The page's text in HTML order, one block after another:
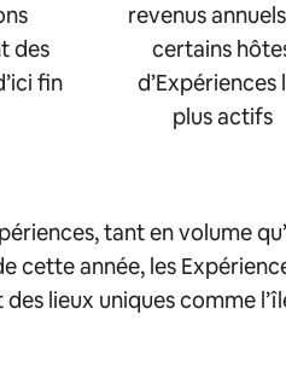
des
fin
revenus
certains
d’Expériences
plus actifs
tant en volume
cette année, les
lieux uniques comme